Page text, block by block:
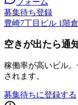
募集待ち登録
豊崎7丁目ビル 1階
空きが出たら通
稼働率が高いビル
されます。
募集待ちに登録する